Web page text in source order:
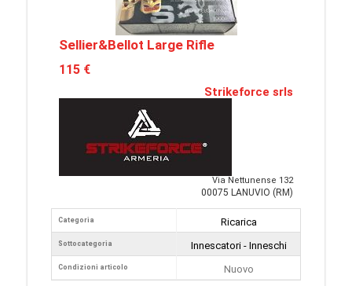
Sellier&Bellot Large Rifle
115 €
Strikeforce srls
Via Nettunense 132
00075 LANUVIO (RM)
Categoria
Sottocategoria
Condizioni articolo
Ricarica
Innescatori - Inneschi
Nuovo